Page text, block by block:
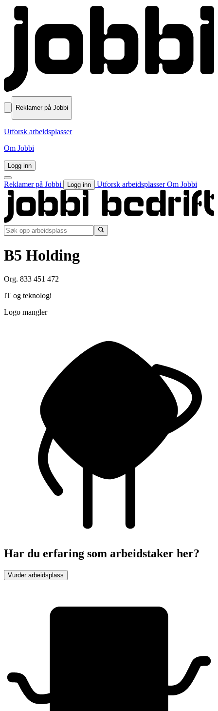
Reklamer på Jobbi
Utforsk arbeidsplasser
Om Jobbi
Logg inn
Reklamer på Jobbi Logg inn Utforsk arbeidsplasserOm Jobbi
B5 Holding
Org. 833 451 472
IT og teknologi
Logo mangler
Har du erfaring som arbeidstaker her?
Vurder arbeidsplass